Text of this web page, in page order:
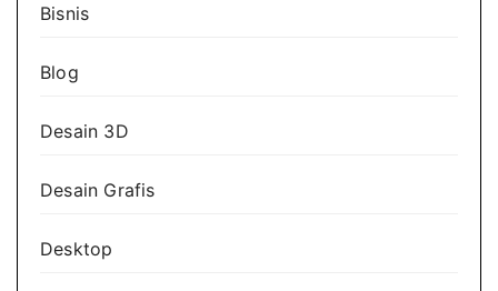
Bisnis
Blog
Desain 3D
Desain Grafis
Desktop